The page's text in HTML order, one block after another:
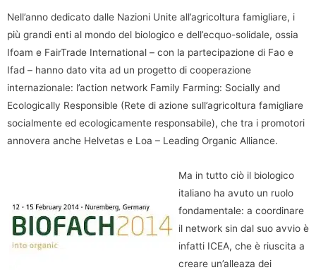
Nell’anno dedicato dalle Nazioni Unite all’agricoltura famigliare, i
più grandi enti al mondo del biologico e dell’ecquo-solidale, ossia
Ifoam e FairTrade International – con la partecipazione di Fao e
Ifad – hanno dato vita ad un progetto di cooperazione
internazionale: l’action network Family Farming: Socially and
Ecologically Responsible (Rete di azione sull’agricoltura famigliare
socialmente ed ecologicamente responsabile), che tra i promotori
annovera anche Helvetas e Loa – Leading Organic Alliance.
Ma in tutto ciò il biologico
italiano ha avuto un ruolo
fondamentale: a coordinare
il network sin dal suo avvio è
infatti ICEA, che è riuscita a
creare un’alleaza dei